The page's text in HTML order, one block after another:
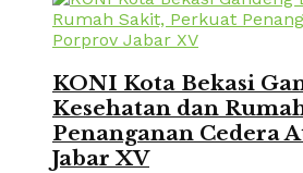
KONI Kota Bekasi
Kesehatan dan
Penanganan Cedera
Jabar XV